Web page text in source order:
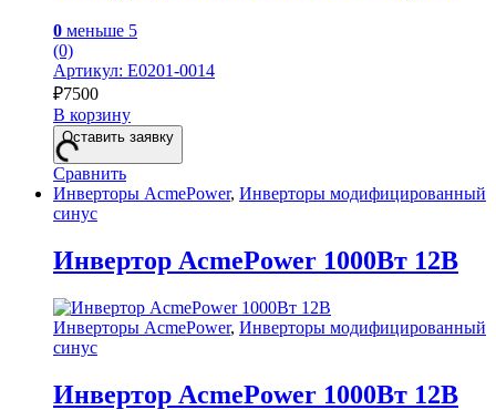
0 меньше 5
(0)
Артикул: Е0201-0014
₽7500
В корзину
Оставить заявку
Сравнить
Инверторы AcmePower, Инверторы модифицированный
синус
Инвертор AcmePower 1000Вт 12В
Инверторы AcmePower, Инверторы модифицированный
синус
Инвертор AcmePower 1000Вт 12В